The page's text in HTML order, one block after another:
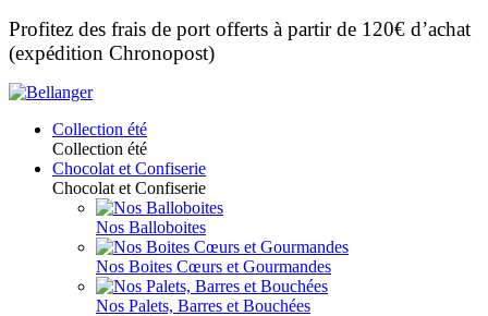
Profitez des frais de port offerts à partir de 120€ d’achat
(expédition Chronopost)
Collection été
Collection été
Chocolat et Confiserie
Chocolat et Confiserie
Nos Balloboites
Nos Boites Cœurs et Gourmandes
Nos Palets, Barres et Bouchées